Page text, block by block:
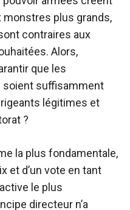
monstres plus grands,
contraires aux
Alors,
que les
suffisamment
légitimes et
?
la plus fondamentale,
et d’un vote en tant
le plus
directeur n’a